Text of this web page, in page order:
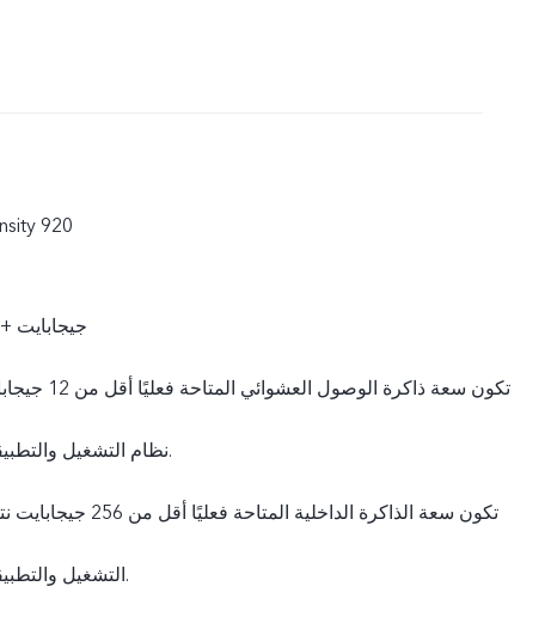
12 جيجابايت + 256 جيجابايت
نظام التشغيل والتطبيقات المثبتة مسبقًا.
التشغيل والتطبيقات المثبتة مسبقًا.